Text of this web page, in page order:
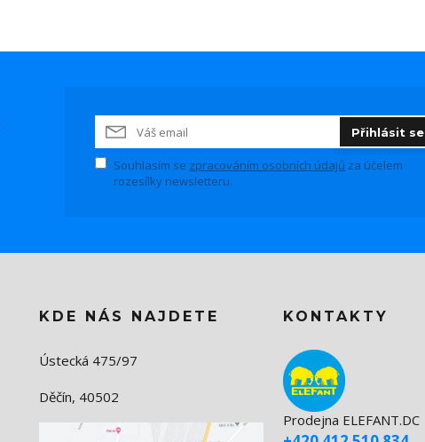
Přihlásit se
Souhlasím se zpracováním osobních údajů za účelem
rozesílky newsletteru.
KDE NÁS NAJDETE
Ústecká 475/97
Děčín, 40502
KONTAKTY
Prodejna ELEFANT.DC